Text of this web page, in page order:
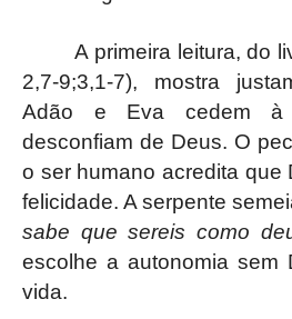
A primeira leitura, do
2,7-9;3,1-7), mostra
Adão e Eva cedem à
desconfiam de Deus. O
o ser humano acredita que
felicidade. A serpente
sabe que sereis como
escolhe a autonomia
vida.